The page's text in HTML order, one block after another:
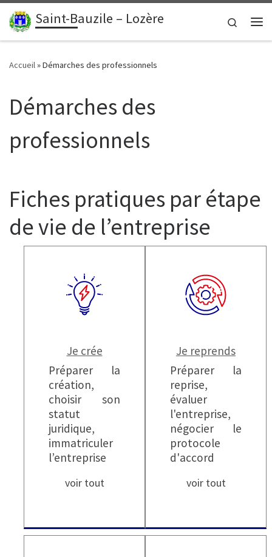
principal
Passer au contenu
Saint-Bauzile – Lozère
Search
Accueil»Démarches des professionnels
Démarches des
professionnels
Fiches pratiques par étape
de vie de l’entreprise
Je crée
Préparer la
création,
choisir son
statut
juridique,
immatriculer
l’entreprise
voir tout
Je reprends
Préparer la
reprise,
évaluer
l'entreprise,
négocier le
protocole
d'accord
voir tout